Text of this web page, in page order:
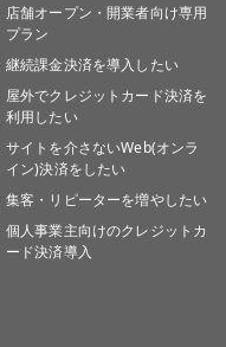
店舗オープン・開業者向け専用
プラン
継続課金決済を導入したい
屋外でクレジットカード決済を
利用したい
サイトを介さないWeb(オンラ
イン)決済をしたい
集客・リピーターを増やしたい
個人事業主向けのクレジットカ
ード決済導入